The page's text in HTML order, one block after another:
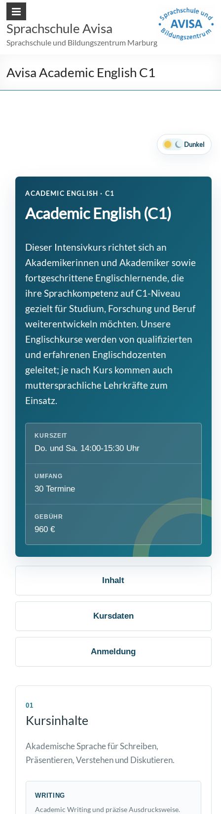
Sprachschule Avisa
Sprachschule und Bildungszentrum Marburg
Avisa Academic English C1
Dunkel
ACADEMIC ENGLISH · C1
Academic English (C1)
Dieser Intensivkurs richtet sich an
Akademikerinnen und Akademiker sowie
fortgeschrittene Englischlernende, die
ihre Sprachkompetenz auf C1-Niveau
gezielt für Studium, Forschung und Beruf
weiterentwickeln möchten. Unsere
Englischkurse werden von qualifizierten
und erfahrenen Englischdozenten
geleitet; je nach Kurs kommen auch
muttersprachliche Lehrkräfte zum
Einsatz.
KURSZEIT
Do. und Sa. 14:00-15:30 Uhr
UMFANG
30 Termine
GEBÜHR
960 €
Inhalt
Kursdaten
Anmeldung
01
Kursinhalte
Akademische Sprache für Schreiben,
Präsentieren, Verstehen und Diskutieren.
WRITING
Academic Writing und präzise Ausdrucksweise.